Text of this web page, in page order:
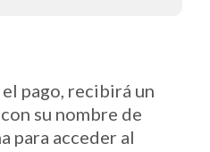
pago, recibirá un
su nombre de
para acceder al